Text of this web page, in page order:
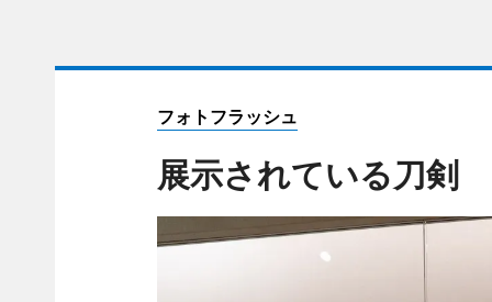
フォトフラッシュ
展示されている刀剣